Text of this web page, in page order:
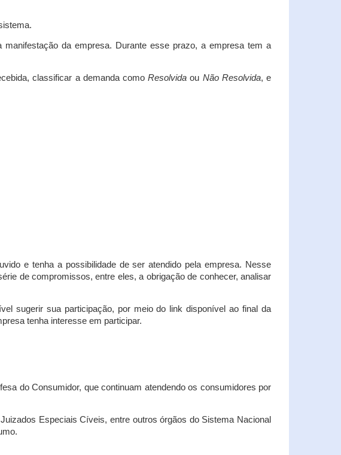
da empresa. Durante esse prazo, a empresa tem a
classificar a demanda comoResolvida ou Não Resolvida, e
e tenha a possibilidade de ser atendido pela empresa. Nesse
de compromissos, entre eles, a obrigação de conhecer, analisar
sugerir sua participação, por meio do link disponível ao final da
tenha interesse em participar.
do Consumidor, que continuam atendendo os consumidores por
Especiais Cíveis, entre outros órgãos do Sistema Nacional